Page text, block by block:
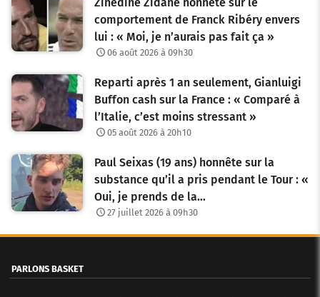
comportement de Franck Ribéry envers
lui : « Moi, je n’aurais pas fait ça »
06 août 2026 à 09h30
Reparti après 1 an seulement, Gianluigi
Buffon cash sur la France : « Comparé à
l’Italie, c’est moins stressant »
05 août 2026 à 20h10
Paul Seixas (19 ans) honnête sur la
substance qu’il a pris pendant le Tour : «
Oui, je prends de la…
27 juillet 2026 à 09h30
PARLONS BASKET